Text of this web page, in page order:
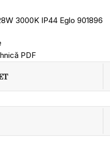
3000K IP44 Eglo 901896
PDF